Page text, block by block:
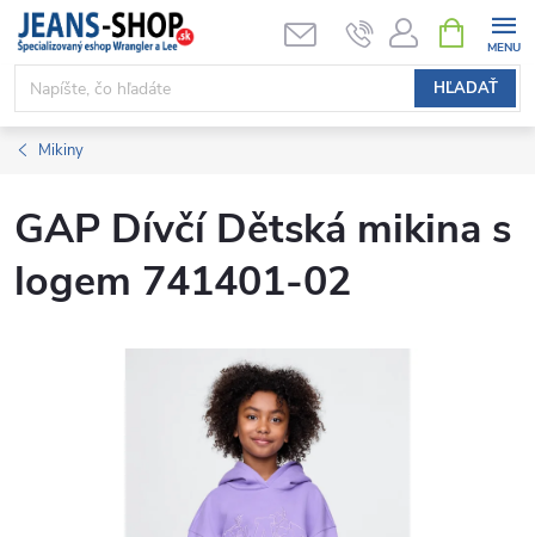
Prejsť
obsah
HĽADAŤ
KOŠÍK
Mikiny
GAP Dívčí Dětská mikina s
logem 741401-02